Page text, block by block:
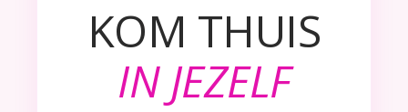
KOM THUIS
IN JEZELF